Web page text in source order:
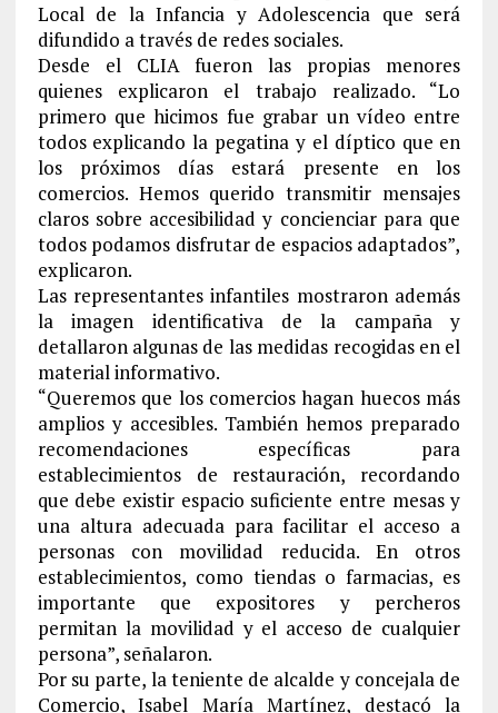
Local de la Infancia y Adolescencia que será
difundido a través de redes sociales.
Desde el CLIA fueron las propias menores
quienes explicaron el trabajo realizado. “Lo
primero que hicimos fue grabar un vídeo entre
todos explicando la pegatina y el díptico que en
los próximos días estará presente en los
comercios. Hemos querido transmitir mensajes
claros sobre accesibilidad y concienciar para que
todos podamos disfrutar de espacios adaptados”,
explicaron.
Las representantes infantiles mostraron además
la imagen identificativa de la campaña y
detallaron algunas de las medidas recogidas en el
material informativo.
“Queremos que los comercios hagan huecos más
amplios y accesibles. También hemos preparado
recomendaciones específicas para
establecimientos de restauración, recordando
que debe existir espacio suficiente entre mesas y
una altura adecuada para facilitar el acceso a
personas con movilidad reducida. En otros
establecimientos, como tiendas o farmacias, es
importante que expositores y percheros
permitan la movilidad y el acceso de cualquier
persona”, señalaron.
Por su parte, la teniente de alcalde y concejala de
Comercio, Isabel María Martínez, destacó la